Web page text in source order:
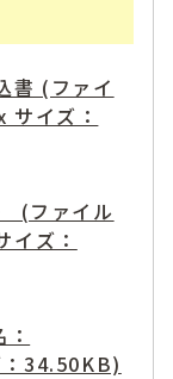
書 (ファイ
イズ：
(ファイル
ズ：
34.50KB)